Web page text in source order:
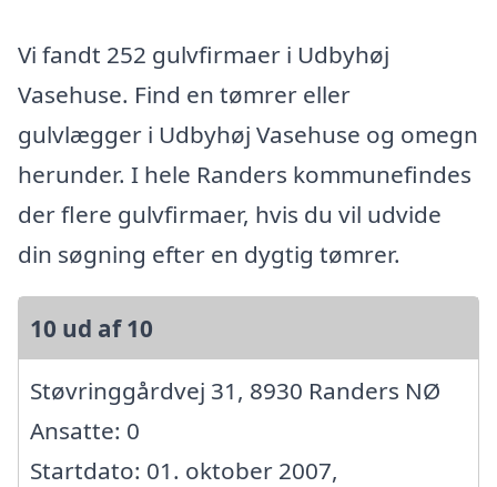
Vi fandt 252 gulvfirmaer i Udbyhøj
Vasehuse. Find en tømrer eller
gulvlægger i Udbyhøj Vasehuse og omegn
herunder. I hele Randers kommunefindes
der flere gulvfirmaer, hvis du vil udvide
din søgning efter en dygtig tømrer.
10 ud af 10
Støvringgårdvej 31, 8930 Randers NØ
Ansatte: 0
Startdato: 01. oktober 2007,